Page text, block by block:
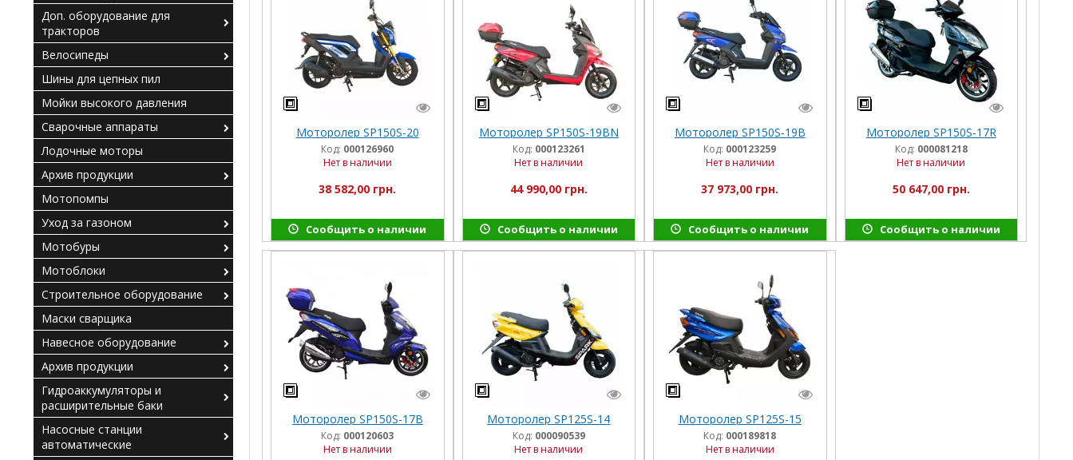
Моторолер SP150S-20
Код: 000126960
Нет в наличии
38 582,00 грн.
Сообщить о наличии
Моторолер SP150S-19BN
Код: 000123261
Нет в наличии
44 990,00 грн.
Сообщить о наличии
Моторолер SP150S-19B
Код: 000123259
Нет в наличии
37 973,00 грн.
Сообщить о наличии
Моторолер SP150S-17R
Код: 000081218
Нет в наличии
50 647,00 грн.
Сообщить о наличии
Моторолер SP150S-17B
Код: 000120603
Нет в наличии
Моторолер SP125S-14
Код: 000090539
Нет в наличии
Моторолер SP125S-15
Код: 000189818
Нет в наличии
Доп. оборудование для
тракторов
Велосипеды
Шины для цепных пил
Мойки высокого давления
Сварочные аппараты
Лодочные моторы
Архив продукции
Мотопомпы
Уход за газоном
Мотобуры
Мотоблоки
Строительное оборудование
Маски сварщика
Навесное оборудование
Архив продукции
Гидроаккумуляторы и
расширительные баки
Насосные станции
автоматические